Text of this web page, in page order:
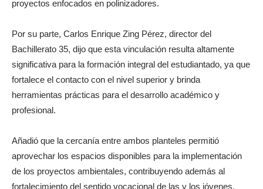
proyectos enfocados en polinizadores.
Por su parte, Carlos Enrique Zing Pérez, director del
Bachillerato 35, dijo que esta vinculación resulta altamente
significativa para la formación integral del estudiantado, ya que
fortalece el contacto con el nivel superior y brinda
herramientas prácticas para el desarrollo académico y
profesional.
Añadió que la cercanía entre ambos planteles permitió
aprovechar los espacios disponibles para la implementación
de los proyectos ambientales, contribuyendo además al
fortalecimiento del sentido vocacional de las y los jóvenes.